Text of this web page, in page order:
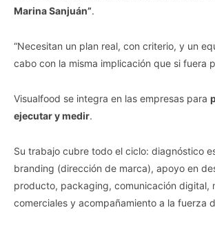
Marina Sanjuán”.
“Necesitan un plan real, con criterio, y un
cabo con la misma implicación que si fuera
Visualfood se integra en las empresas para
ejecutar y medir.
Su trabajo cubre todo el ciclo: diagnóstico
branding (dirección de marca), apoyo en
producto, packaging, comunicación digital,
comerciales y acompañamiento a la fuerza